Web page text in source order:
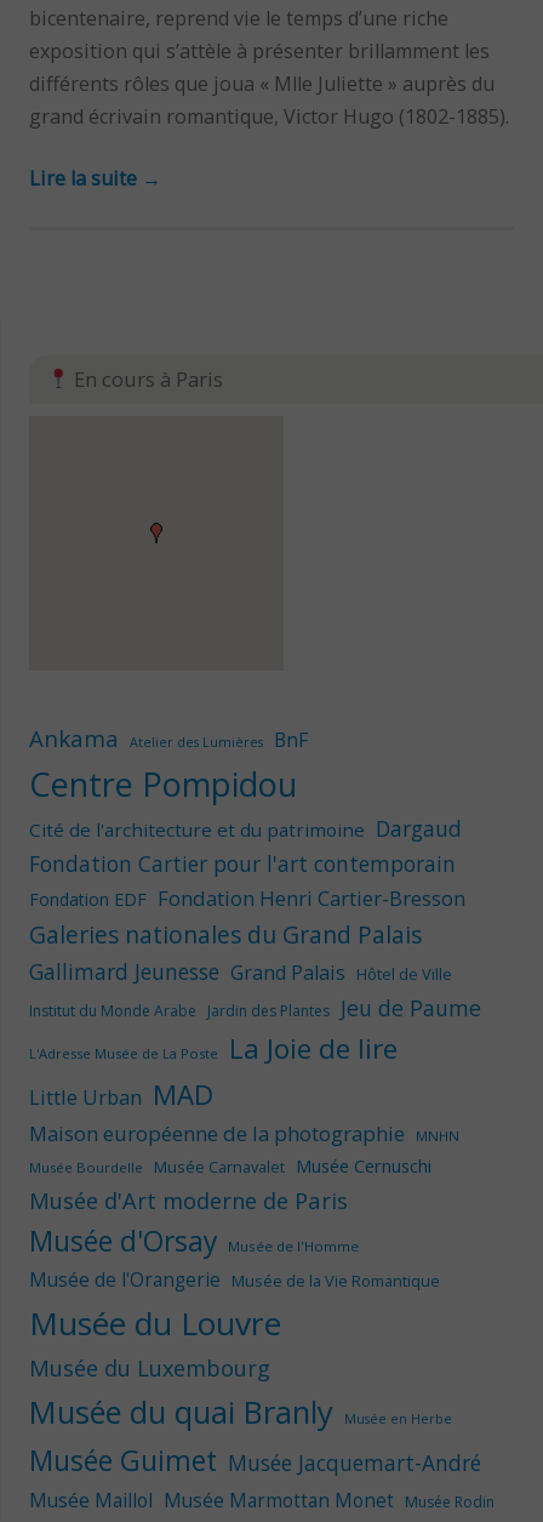
bicentenaire, reprend vie le temps d’une riche
exposition qui s’attèle à présenter brillamment les
différents rôles que joua « Mlle Juliette » auprès du
grand écrivain romantique, Victor Hugo (1802-1885).
Lire la suite →
En cours à Paris
Ankama Atelier des Lumières BnF
Centre Pompidou
Cité de l'architecture et du patrimoine Dargaud
Fondation Cartier pour l'art contemporain
Fondation EDF Fondation Henri Cartier-Bresson
Galeries nationales du Grand Palais
Gallimard Jeunesse Grand Palais Hôtel de Ville
Institut du Monde Arabe Jardin des Plantes Jeu de Paume
L'Adresse Musée de La Poste La Joie de lire
Little Urban MAD
Maison européenne de la photographie
MNHN
Musée Bourdelle
Musée Carnavalet Musée Cernuschi
Musée d'Art moderne de Paris
Musée d'Orsay Musée de l'Homme
Musée de l'Orangerie Musée de la Vie Romantique
Musée du Louvre
Musée du Luxembourg
Musée du quai Branly Musée en Herbe
Musée Guimet Musée Jacquemart-André
Musée Maillol Musée Marmottan Monet Musée Rodin